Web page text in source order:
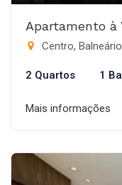
Apartamento à
Centro,
2 Quartos 1
Mais informações